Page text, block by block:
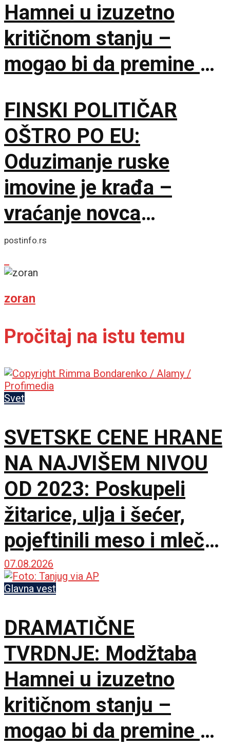
Hamnei u izuzetno
kritičnom stanju –
mogao bi da premine u
FINSKI POLITIČAR
OŠTRO PO EU:
Oduzimanje ruske
imovine je krađa –
vraćanje novca
omogućilo bi mir u
Ukrajini
postinfo.rs
zoran
Pročitaj na istu temu
Svet
SVETSKE CENE HRANE
NA NAJVIŠEM NIVOU
OD 2023: Poskupeli
žitarice, ulja i šećer,
pojeftinili meso i mlečni
proizvodi
07.08.2026
Glavna vest
DRAMATIČNE
TVRDNJE: Modžtaba
Hamnei u izuzetno
kritičnom stanju –
mogao bi da premine u